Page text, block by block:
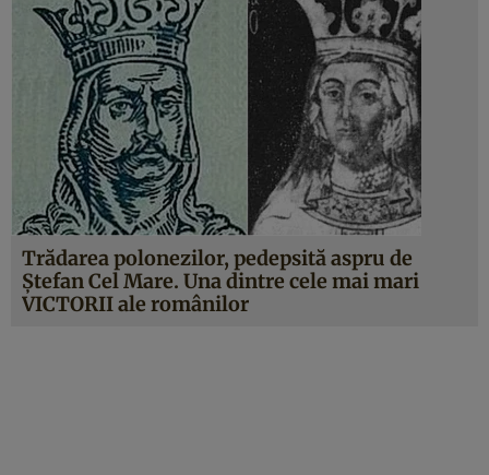
Trădarea polonezilor, pedepsită aspru de
Ştefan Cel Mare. Una dintre cele mai mari
VICTORII ale românilor